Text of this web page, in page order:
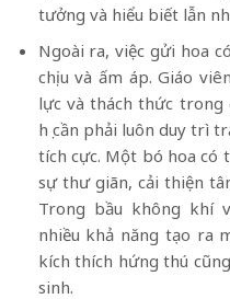
tưởng và hiểu biết lẫn
Ngoài ra, việc gửi hoa
chịu và ấm áp. Giáo
lực và thách thức
họ cần phải luôn duy trì
tích cực. Một bó hoa có
sự thư giãn, cải thiện
Trong bầu không khí
nhiều khả năng tạo ra
kích thích hứng thú cũng
sinh.